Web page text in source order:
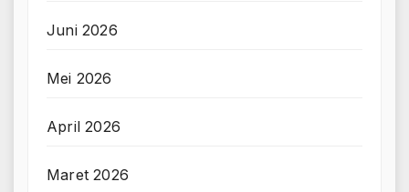
Juni 2026
Mei 2026
April 2026
Maret 2026